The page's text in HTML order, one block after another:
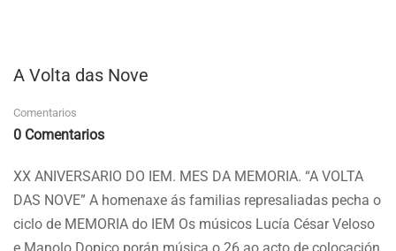
NOVE”.
ÁS
FAMILIAS
VAL
DE
MIÑOR.
A Volta das Nove
Comentarios
0 Comentarios
XX ANIVERSARIO DO IEM. MES DA MEMORIA. “A VOLTA
DAS NOVE” A homenaxe ás familias represaliadas pecha o
ciclo de MEMORIA do IEM Os músicos Lucía César Veloso